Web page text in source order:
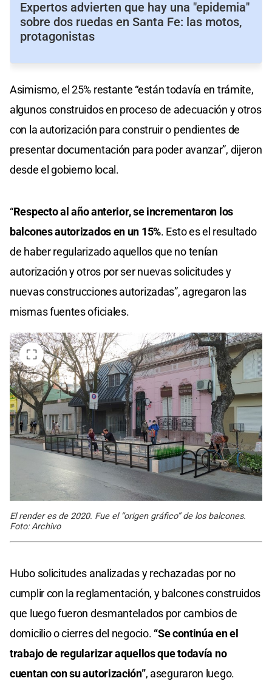
Expertos advierten que hay una "epidemia"
sobre dos ruedas en Santa Fe: las motos,
protagonistas
Asimismo, el 25% restante “están todavía en trámite,
algunos construidos en proceso de adecuación y otros
con la autorización para construir o pendientes de
presentar documentación para poder avanzar”, dijeron
desde el gobierno local.
“Respecto al año anterior, se incrementaron los
balcones autorizados en un 15%. Esto es el resultado
de haber regularizado aquellos que no tenían
autorización y otros por ser nuevas solicitudes y
nuevas construcciones autorizadas”, agregaron las
mismas fuentes oficiales.
El render es de 2020. Fue el “origen gráfico” de los balcones.
Foto: Archivo
Hubo solicitudes analizadas y rechazadas por no
cumplir con la reglamentación, y balcones construidos
que luego fueron desmantelados por cambios de
domicilio o cierres del negocio. “Se continúa en el
trabajo de regularizar aquellos que todavía no
cuentan con su autorización”, aseguraron luego.